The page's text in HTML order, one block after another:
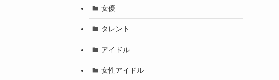
女優
タレント
アイドル
女性アイドル